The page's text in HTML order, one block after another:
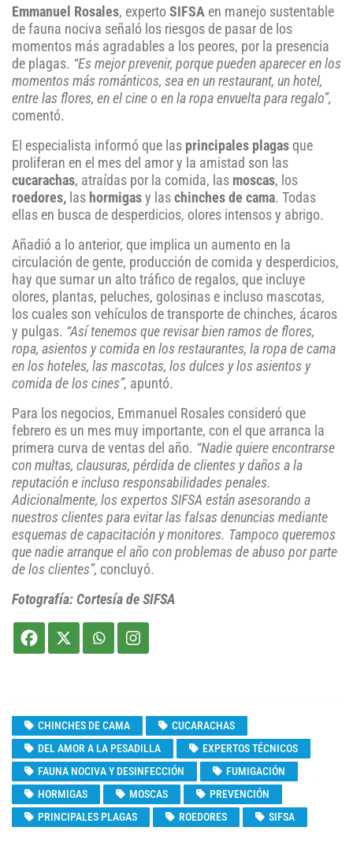
Emmanuel Rosales, experto SIFSA en manejo sustentable
de fauna nociva señaló los riesgos de pasar de los
momentos más agradables a los peores, por la presencia
de plagas. “Es mejor prevenir, porque pueden aparecer en los
momentos más románticos, sea en un restaurant, un hotel,
entre las flores, en el cine o en la ropa envuelta para regalo”,
comentó.
El especialista informó que las principales plagas que
proliferan en el mes del amor y la amistad son las
cucarachas, atraídas por la comida, las moscas, los
roedores, las hormigas y las chinches de cama. Todas
ellas en busca de desperdicios, olores intensos y abrigo.
Añadió a lo anterior, que implica un aumento en la
circulación de gente, producción de comida y desperdicios,
hay que sumar un alto tráfico de regalos, que incluye
olores, plantas, peluches, golosinas e incluso mascotas,
los cuales son vehículos de transporte de chinches, ácaros
y pulgas. “Así tenemos que revisar bien ramos de flores,
ropa, asientos y comida en los restaurantes, la ropa de cama
en los hoteles, las mascotas, los dulces y los asientos y
comida de los cines”, apuntó.
Para los negocios, Emmanuel Rosales consideró que
febrero es un mes muy importante, con el que arranca la
primera curva de ventas del año. “Nadie quiere encontrarse
con multas, clausuras, pérdida de clientes y daños a la
reputación e incluso responsabilidades penales.
Adicionalmente, los expertos SIFSA están asesorando a
nuestros clientes para evitar las falsas denuncias mediante
esquemas de capacitación y monitores. Tampoco queremos
que nadie arranque el año con problemas de abuso por parte
de los clientes”, concluyó.
Fotografía: Cortesía de SIFSA
CHINCHES DE CAMA
CUCARACHAS
DEL AMOR A LA PESADILLA
EXPERTOS TÉCNICOS
FAUNA NOCIVA Y DESINFECCIÓN
FUMIGACIÓN
HORMIGAS
MOSCAS
PREVENCIÓN
PRINCIPALES PLAGAS
ROEDORES SIFSA